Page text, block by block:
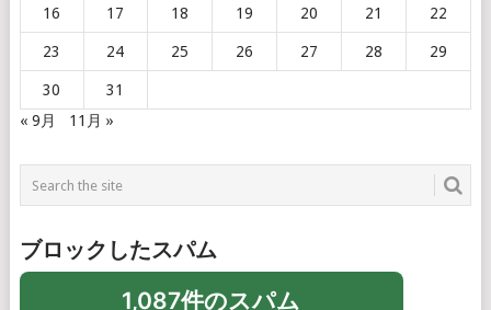
16 17 18 19 20 21 22
23 24 25 26 27 28 29
30
31
« 9月
11月 »
ブロックしたスパム
1,087件のスパム